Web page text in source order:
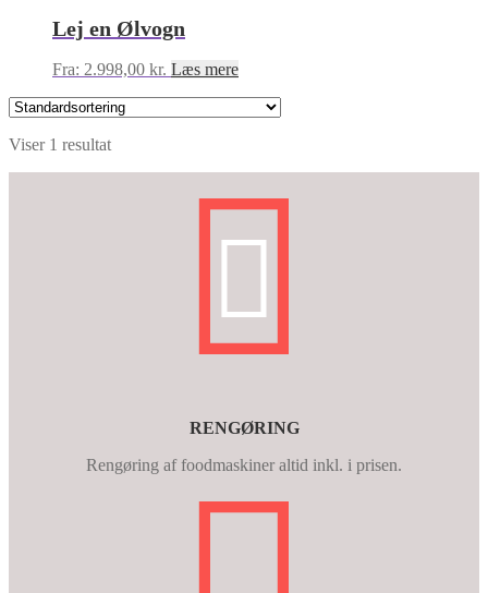
Lej en Ølvogn
Fra: 2.998,00 kr. Læs mere
Viser 1 resultat
RENGØRING
Rengøring af foodmaskiner altid inkl. i prisen.